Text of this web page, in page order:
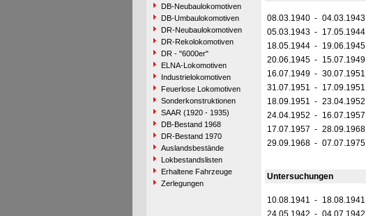
DB-Neubaulokomotiven
DB-Umbaulokomotiven
DR-Neubaulokomotiven
DR-Rekolokomotiven
DR - "6000er"
ELNA-Lokomotiven
Industrielokomotiven
Feuerlose Lokomotiven
Sonderkonstruktionen
SAAR (1920 - 1935)
DB-Bestand 1968
DR-Bestand 1970
Auslandsbestände
Lokbestandslisten
Erhaltene Fahrzeuge
Zerlegungen
08.03.1940 - 04.03.1943
05.03.1943 - 17.05.1944
18.05.1944 - 19.06.1945
20.06.1945 - 15.07.1949
16.07.1949 - 30.07.1951
31.07.1951 - 17.09.1951
18.09.1951 - 23.04.1952
24.04.1952 - 16.07.1957
17.07.1957 - 28.09.1968
29.09.1968 - 07.07.1975
Untersuchungen
10.08.1941 - 18.08.1941
24.05.1942 - 04.07.1942